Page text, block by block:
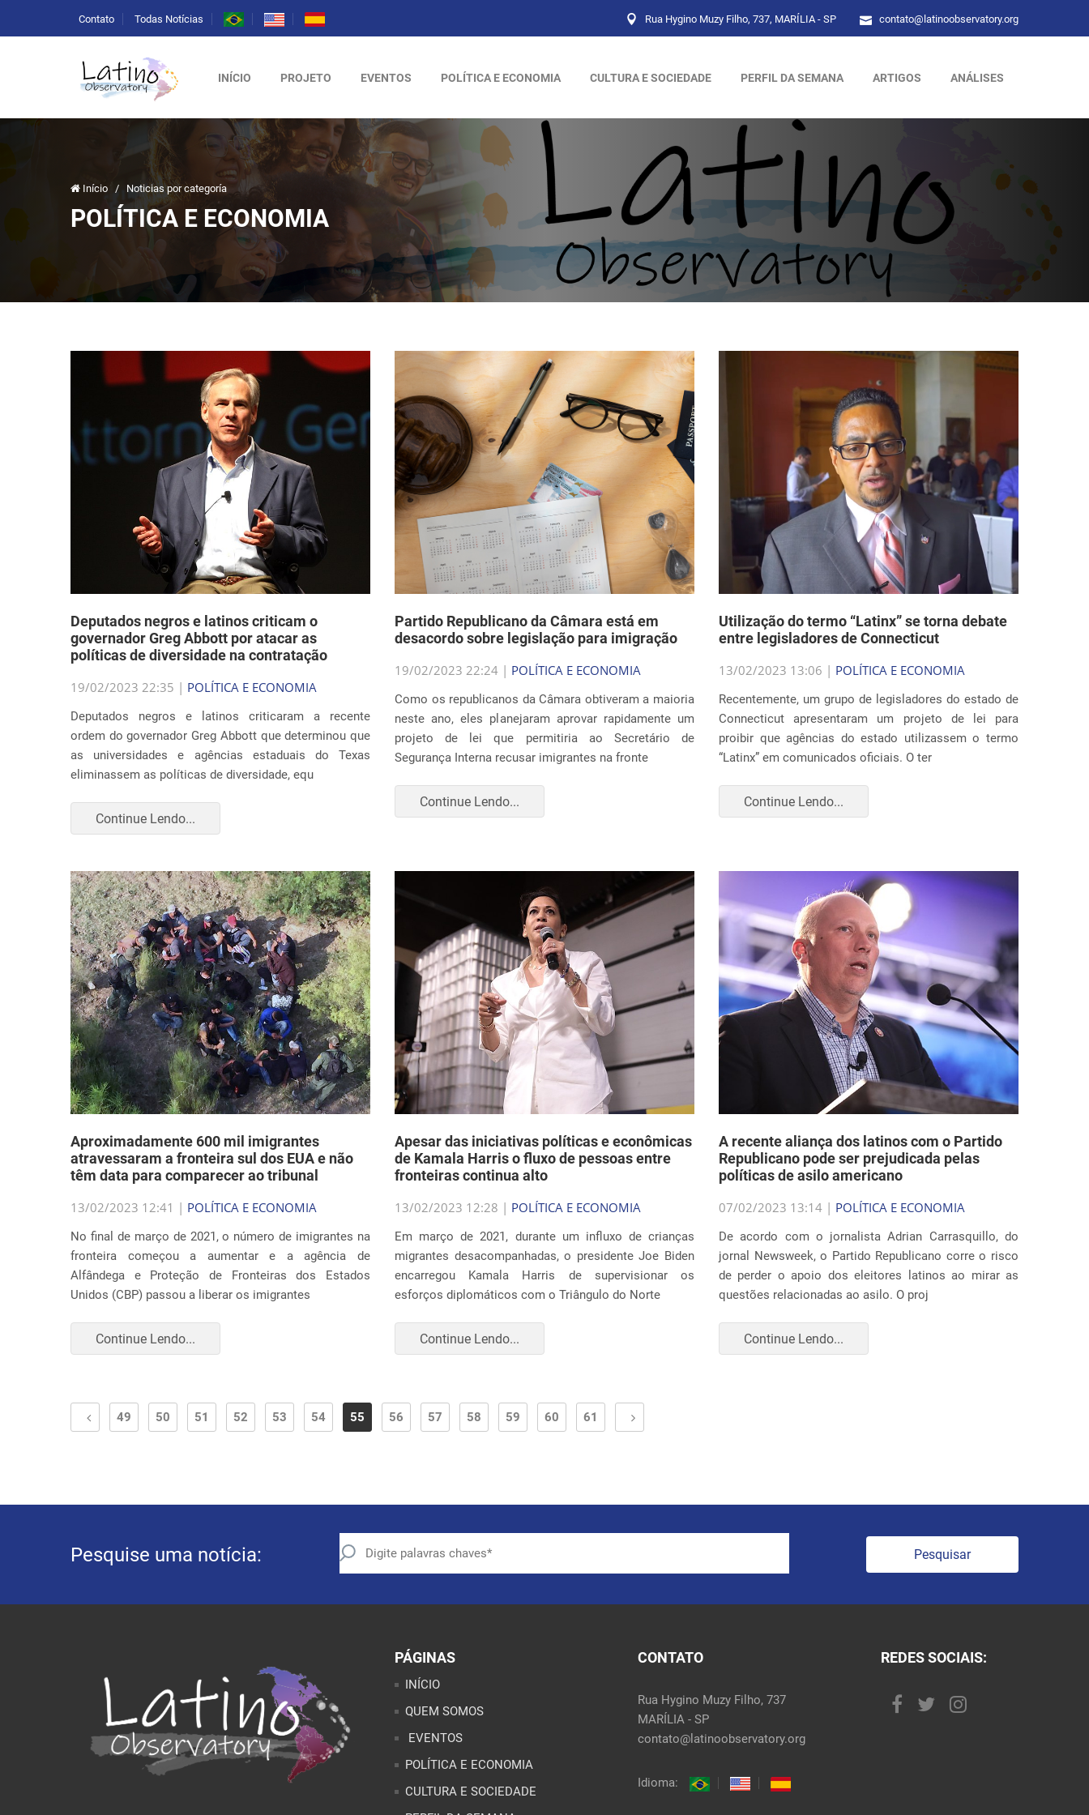
Contato Todas Notícias Rua Hygino Muzy Filho, 737, MARÍLIA - SP contato@latinoobservatory.org
INÍCIO PROJETO EVENTOS POLÍTICA E ECONOMIA CULTURA E SOCIEDADE PERFIL DA SEMANA ARTIGOS ANÁLISES
Início / Noticias por categoría
POLÍTICA E ECONOMIA
Deputados negros e latinos criticam o
governador Greg Abbott por atacar as
políticas de diversidade na contratação
19/02/2023 22:35 | POLÍTICA E ECONOMIA
Deputados negros e latinos criticaram a recente
ordem do governador Greg Abbott que determinou que
as universidades e agências estaduais do Texas
eliminassem as políticas de diversidade, equ
Continue Lendo...
Partido Republicano da Câmara está em
desacordo sobre legislação para imigração
19/02/2023 22:24 | POLÍTICA E ECONOMIA
Como os republicanos da Câmara obtiveram a maioria
neste ano, eles planejaram aprovar rapidamente um
projeto de lei que permitiria ao Secretário de
Segurança Interna recusar imigrantes na fronte
Continue Lendo...
Utilização do termo “Latinx” se torna debate
entre legisladores de Connecticut
13/02/2023 13:06 | POLÍTICA E ECONOMIA
Recentemente, um grupo de legisladores do estado de
Connecticut apresentaram um projeto de lei para
proibir que agências do estado utilizassem o termo
“Latinx” em comunicados oficiais. O ter
Continue Lendo...
Aproximadamente 600 mil imigrantes
atravessaram a fronteira sul dos EUA e não
têm data para comparecer ao tribunal
13/02/2023 12:41 | POLÍTICA E ECONOMIA
No final de março de 2021, o número de imigrantes na
fronteira começou a aumentar e a agência de
Alfândega e Proteção de Fronteiras dos Estados
Unidos (CBP) passou a liberar os imigrantes
Continue Lendo...
Apesar das iniciativas políticas e econômicas
de Kamala Harris o fluxo de pessoas entre
fronteiras continua alto
13/02/2023 12:28 | POLÍTICA E ECONOMIA
Em março de 2021, durante um influxo de crianças
migrantes desacompanhadas, o presidente Joe Biden
encarregou Kamala Harris de supervisionar os
esforços diplomáticos com o Triângulo do Norte
Continue Lendo...
A recente aliança dos latinos com o Partido
Republicano pode ser prejudicada pelas
políticas de asilo americano
07/02/2023 13:14 | POLÍTICA E ECONOMIA
De acordo com o jornalista Adrian Carrasquillo, do
jornal Newsweek, o Partido Republicano corre o risco
de perder o apoio dos eleitores latinos ao mirar as
questões relacionadas ao asilo. O proj
Continue Lendo...
49 50 51 52 53 54 55 56 57 58 59 60 61
Pesquise uma notícia: Pesquisar
PÁGINAS
INÍCIO
QUEM SOMOS
EVENTOS
POLÍTICA E ECONOMIA
CULTURA E SOCIEDADE
CONTATO
Rua Hygino Muzy Filho, 737
MARÍLIA - SP
contato@latinoobservatory.org
Idioma:
REDES SOCIAIS: